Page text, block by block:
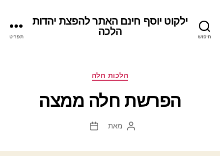
חיפוש
ילקוט יוסף חינם האתר להפצת יהדות
הלכה
תפריט
קטגוריות
הלכות חלה
הפרשת חלה ממצה
המחבר
מאת
תאריך